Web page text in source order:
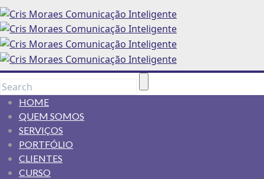
HOME
QUEM SOMOS
SERVIÇOS
PORTFÓLIO
CLIENTES
CURSO